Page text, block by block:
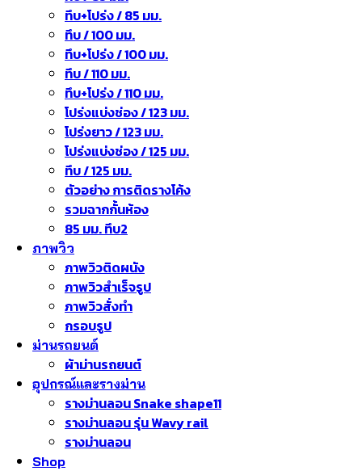
ทึบ+โปร่ง / 85 มม.
ทึบ / 100 มม.
ทึบ+โปร่ง / 100 มม.
ทึบ / 110 มม.
ทึบ+โปร่ง / 110 มม.
โปร่งแบ่งช่อง / 123 มม.
โปร่งยาว / 123 มม.
โปร่งแบ่งช่อง / 125 มม.
ทึบ / 125 มม.
ตัวอย่าง การติดรางโค้ง
รวมฉากกั้นห้อง
85 มม. ทึบ2
ภาพวิว
ภาพวิวติดผนัง
ภาพวิวสำเร็จรูป
ภาพวิวสั่งทำ
กรอบรูป
ม่านรถยนต์
ผ้าม่านรถยนต์
อุปกรณ์และรางม่าน
รางม่านลอน Snake shape11
รางม่านลอน รุ่น Wavy rail
รางม่านลอน
Shop